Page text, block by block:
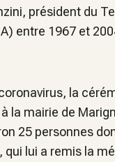
président du
entre 1967 et
la
la mairie de
25 personnes
qui lui a remis la